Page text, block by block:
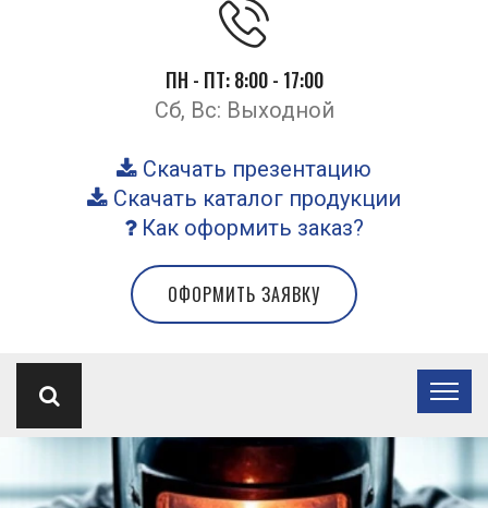
ПН - ПТ: 8:00 - 17:00
Сб, Вс: Выходной
Скачать презентацию
Скачать каталог продукции
Как оформить заказ?
ОФОРМИТЬ ЗАЯВКУ